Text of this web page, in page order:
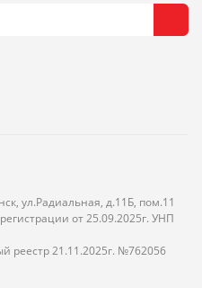
ул.Радиальная, д.11Б, пом.11
от 25.09.2025г. УНП
реестр 21.11.2025г. №762056